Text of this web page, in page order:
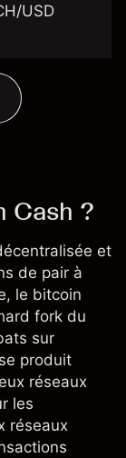
USD
Cash ?
et
de pair à
le bitcoin
fork du
sur
produit
réseaux
les
réseaux